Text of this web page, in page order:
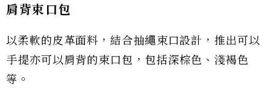
肩背束口包
以柔軟的皮革面料，結合抽繩束口設計，推出可以
手提亦可以肩背的束口包，包括深棕色、淺褐色
等。